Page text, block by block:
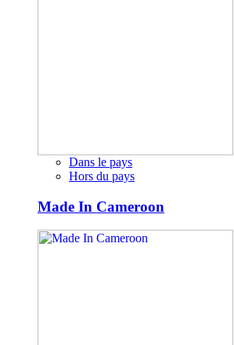
Dans le pays
Hors du pays
Made In Cameroon